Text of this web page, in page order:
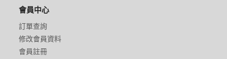
會員中心
訂單查詢
修改會員資料
會員註冊